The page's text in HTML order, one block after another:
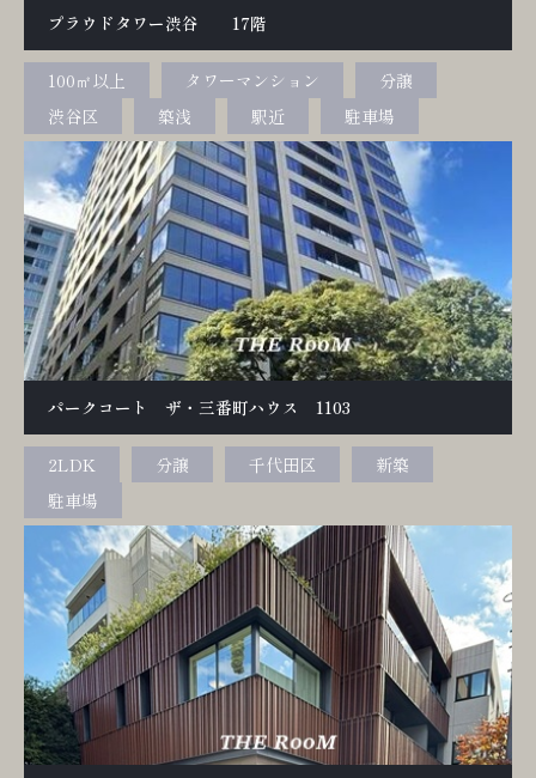
プラウドタワー渋谷 17階
100㎡以上 タワーマンション
分譲
渋谷区
築浅 駅近 駐車場
パークコート ザ・三番町ハウス 1103
2LDK 分譲 千代田区
新築
駐車場